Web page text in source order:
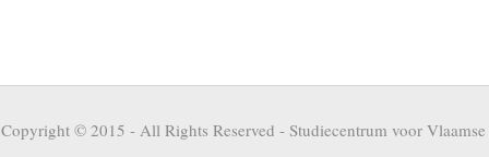
Copyright © 2015 - All Rights Reserved - Studiecentrum voor